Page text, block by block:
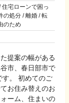
住宅ローンで困っ
の処分 / 離婚 / 転
のため
提案の幅がある
市、春日部市で
す。 初めてのご
お住み替えのお
ーム、住まいの